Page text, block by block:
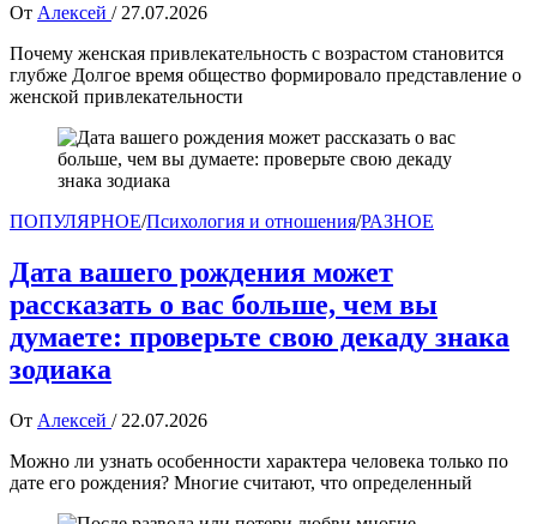
От Алексей / 27.07.2026
Почему женская привлекательность с возрастом становится
глубже Долгое время общество формировало представление о
женской привлекательности
ПОПУЛЯРНОЕ/Психология и отношения/РАЗНОЕ
Дата вашего рождения может
рассказать о вас больше, чем вы
думаете: проверьте свою декаду знака
зодиака
От Алексей / 22.07.2026
Можно ли узнать особенности характера человека только по
дате его рождения? Многие считают, что определенный